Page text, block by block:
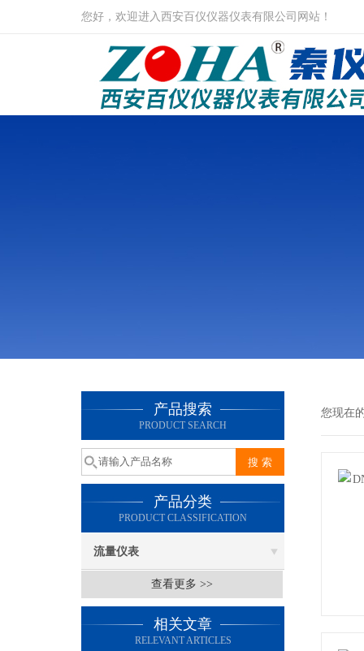
您好，欢迎进入西安百仪仪器仪表有限公司网站！
产品搜索
PRODUCT SEARCH
产品分类
PRODUCT CLASSIFICATION
流量仪表
查看更多 >>
相关文章
RELEVANT ARTICLES
您现在